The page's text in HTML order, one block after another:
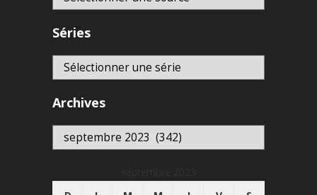
Séries
Archives
Archives